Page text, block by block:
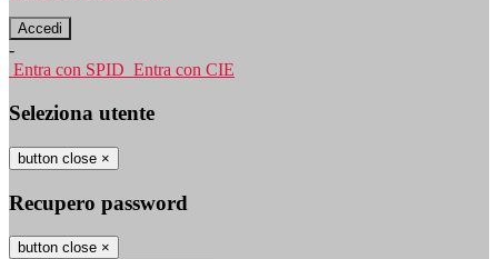
-
Entra con SPID Entra con CIE
Seleziona utente
button close ×
Recupero password
button close ×